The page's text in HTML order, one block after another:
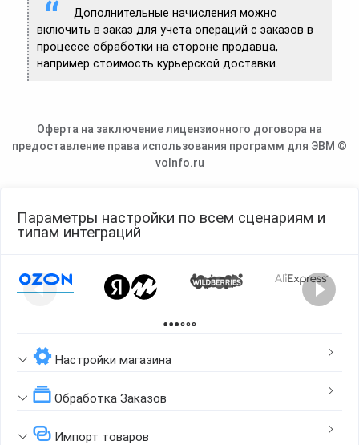
Дополнительные начисления можно
включить в заказ для учета операций с заказов в
процессе обработки на стороне продавца,
например стоимость курьерской доставки.
Оферта на заключение лицензионного договора на
предоставление права использования программ для ЭВМ ©
voInfo.ru
Параметры настройки по всем сценариям и
типам интеграций
Настройки магазина
Обработка Заказов
Импорт товаров